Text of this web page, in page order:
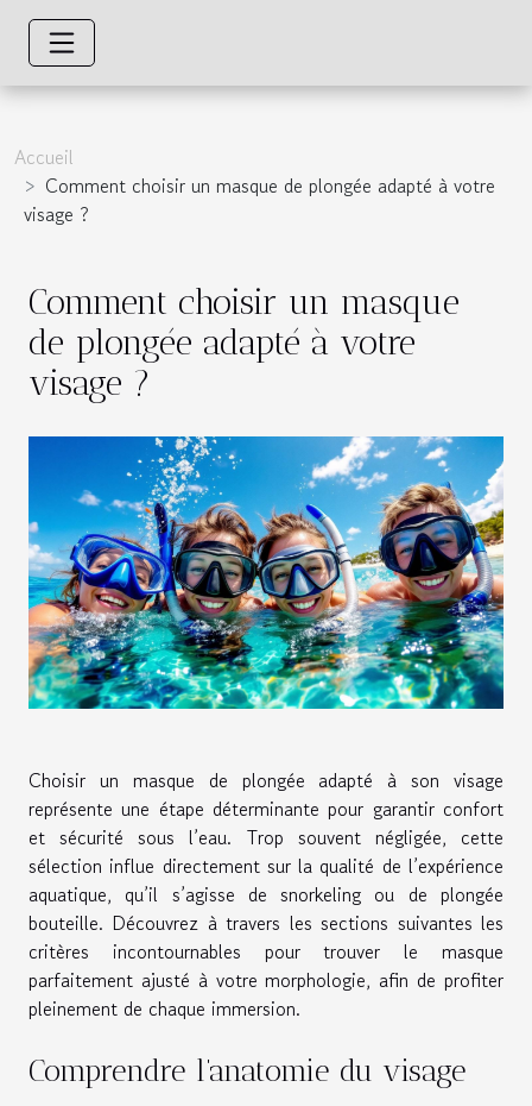
Accueil
Comment choisir un masque de plongée adapté à votre
visage ?
Comment choisir un masque
de plongée adapté à votre
visage ?
Choisir un masque de plongée adapté à son visage
représente une étape déterminante pour garantir confort
et sécurité sous l’eau. Trop souvent négligée, cette
sélection influe directement sur la qualité de l’expérience
aquatique, qu’il s’agisse de snorkeling ou de plongée
bouteille. Découvrez à travers les sections suivantes les
critères incontournables pour trouver le masque
parfaitement ajusté à votre morphologie, afin de profiter
pleinement de chaque immersion.
Comprendre l’anatomie du visage